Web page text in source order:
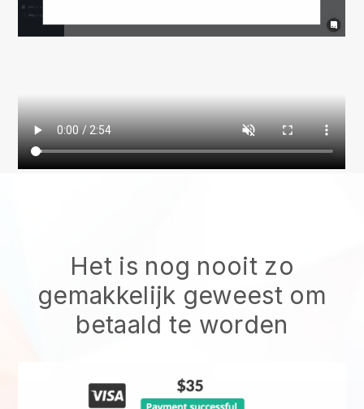
Het is nog nooit zo
gemakkelijk geweest om
betaald te worden